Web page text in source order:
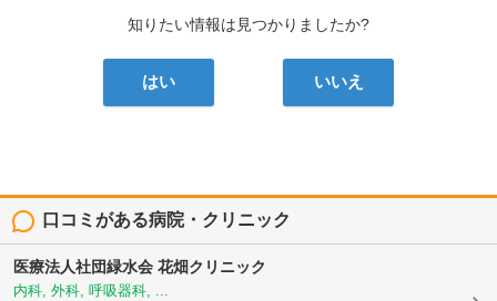
知りたい情報は見つかりましたか?
はい いいえ
口コミがある病院・クリニック
医療法人社団緑水会 花畑クリニック
内科, 外科, 呼吸器科, ...